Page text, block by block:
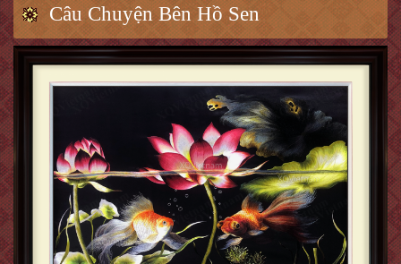
Câu Chuyện Bên Hồ Sen